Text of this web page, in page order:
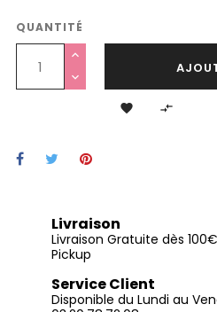
QUANTITÉ
 
Livraison
Livraison Gratuite dès
Pickup
Service Client
Disponible du Lundi au